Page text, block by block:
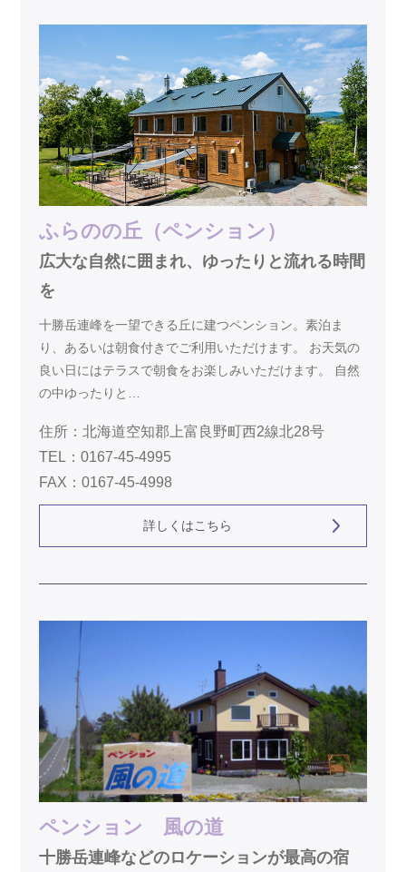
ふらのの丘（ペンション）
広大な自然に囲まれ、ゆったりと流れる時間
を
十勝岳連峰を一望できる丘に建つペンション。素泊ま
り、あるいは朝食付きでご利用いただけます。 お天気の
良い日にはテラスで朝食をお楽しみいただけます。 自然
の中ゆったりと…
住所：北海道空知郡上富良野町西2線北28号
TEL：0167-45-4995
FAX：0167-45-4998
詳しくはこちら
ペンション 風の道
十勝岳連峰などのロケーションが最高の宿